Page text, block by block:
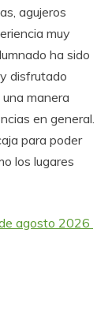
agujeros
muy
ha sido
disfrutado
manera
en general.
para poder
los lugares
agosto 2026